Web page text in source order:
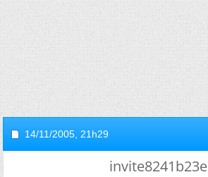
14/11/2005, 21h29
invite8241b23e